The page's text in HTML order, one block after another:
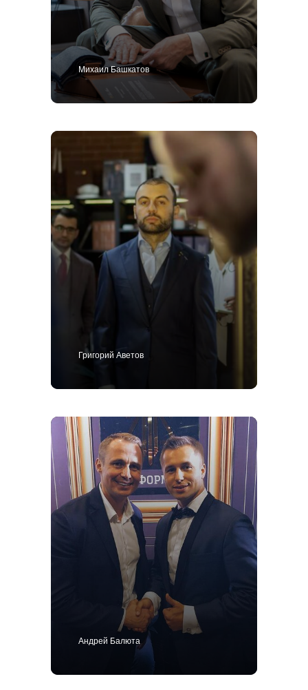
Михаил Башкатов
Григорий Аветов
Андрей Балюта
Позвоните мне
Подарочный сертификат
Мужской гардероб
Ткани для пошива одежды
Смокинг
Сорочки
Bespoke
Блог
Пиджак
Брюки
MTM
Контакты
Костюм